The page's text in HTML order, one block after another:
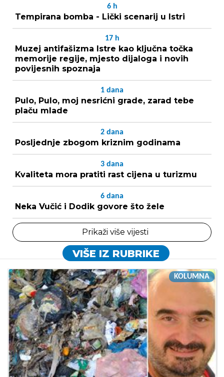
6 h
Tempirana bomba - Lički scenarij u Istri
17 h
Muzej antifašizma Istre kao ključna točka
memorije regije, mjesto dijaloga i novih
povijesnih spoznaja
1 dana
Pulo, Pulo, moj nesrićni grade, zarad tebe
plaču mlade
2 dana
Posljednje zbogom kriznim godinama
3 dana
Kvaliteta mora pratiti rast cijena u turizmu
6 dana
Neka Vučić i Dodik govore što žele
Prikaži više vijesti
VIŠE IZ RUBRIKE
KOLUMNA